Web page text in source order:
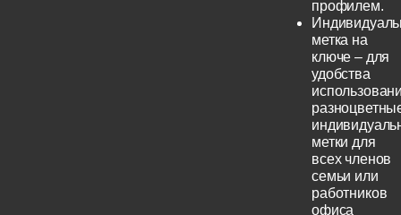
профилем.
метка на
ключе – для
удобства
метки для
всех членов
семьи или
работников
офиса